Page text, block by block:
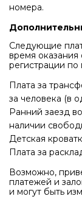
номера.
Следующие
время оказания
регистрации
Плата за
за человека (в
Ранний заезд
наличии
Детская
Плата за
Возможно,
платежей и
и могут быть